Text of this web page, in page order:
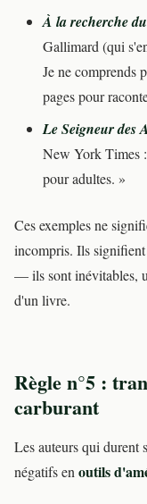
À la recherche
Gallimard (qui
Je ne comprends
pages pour
Le Seigneur des
New York Times
pour adultes. »
Ces exemples ne
incompris. Ils
— ils sont inévitables,
d'un livre.
Règle n°5 :
carburant
Les auteurs qui durent
négatifs enoutils